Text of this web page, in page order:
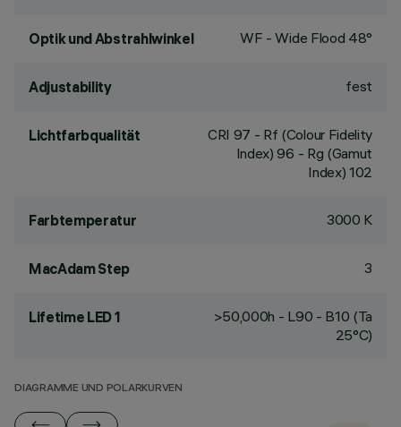
Optik und Abstrahlwinkel WF - Wide Flood 48°
Adjustability fest
Lichtfarbqualität CRI 97 - Rf (Colour Fidelity
Index) 96 - Rg (Gamut
Index) 102
Farbtemperatur 3000 K
MacAdam Step 3
Lifetime LED 1
>50,000h - L90 - B10 (Ta
25°C)
DIAGRAMME UND POLARKURVEN